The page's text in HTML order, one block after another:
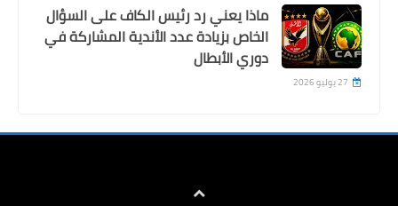
ماذا يعني رد رئيس الكاف على السؤال
الخاص بزيادة عدد الأندية المشاركة في
دوري الأبطال
27 يوليو 2026